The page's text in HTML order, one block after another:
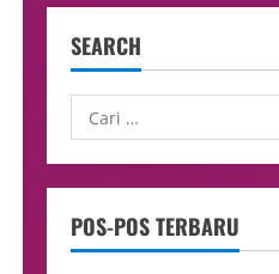
SEARCH
POS-POS TERBARU